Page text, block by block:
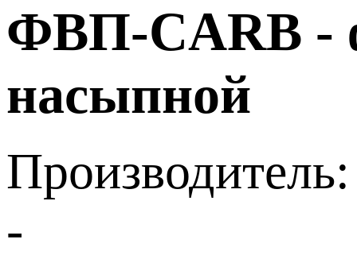
ФВП-CARB -
насыпной
Производитель:
-